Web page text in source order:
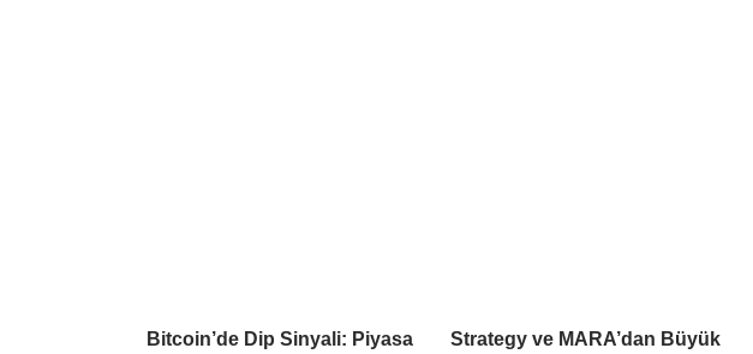
Bitcoin’de Dip Sinyali: Piyasa Strategy ve MARA’dan Büyük